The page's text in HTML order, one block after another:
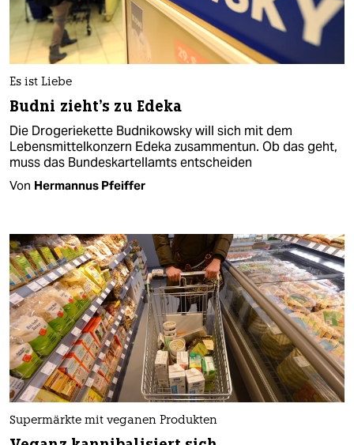
Es ist Liebe
Budni zieht's zu Edeka
Die Drogeriekette Budnikowsky will sich mit dem
Lebensmittelkonzern Edeka zusammentun. Ob das geht,
muss das Bundeskartellamts entscheiden
Von Hermannus Pfeiffer
Supermärkte mit veganen Produkten